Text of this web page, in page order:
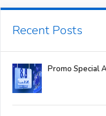
Recent Posts
Promo Special